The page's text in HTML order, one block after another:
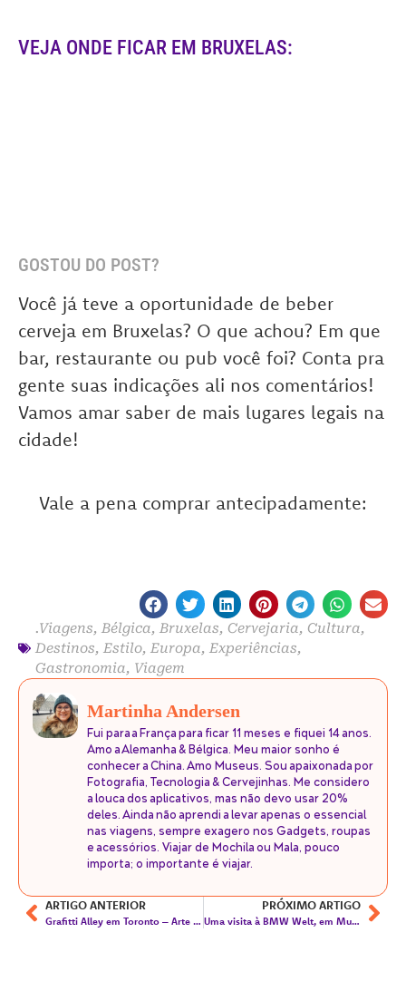
VEJA ONDE FICAR EM BRUXELAS:
GOSTOU DO POST?
Você já teve a oportunidade de beber
cerveja em Bruxelas? O que achou? Em que
bar, restaurante ou pub você foi? Conta pra
gente suas indicações ali nos comentários!
Vamos amar saber de mais lugares legais na
cidade!
Vale a pena comprar antecipadamente:
.Viagens, Bélgica, Bruxelas, Cervejaria, Cultura,
Destinos, Estilo, Europa, Experiências,
Gastronomia, Viagem
Martinha Andersen
Fui para a França para ficar 11 meses e fiquei 14 anos.
Amo a Alemanha & Bélgica. Meu maior sonho é
conhecer a China. Amo Museus. Sou apaixonada por
Fotografia, Tecnologia & Cervejinhas. Me considero
a louca dos aplicativos, mas não devo usar 20%
deles. Ainda não aprendi a levar apenas o essencial
nas viagens, sempre exagero nos Gadgets, roupas
e acessórios. Viajar de Mochila ou Mala, pouco
importa; o importante é viajar.
ARTIGO ANTERIOR
Grafitti Alley em Toronto – Arte de rua na Rush Lane
PRÓXIMO ARTIGO
Uma visita à BMW Welt, em Munique, na Alemanha